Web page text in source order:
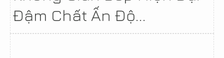
Đậm Chất Ấn Độ...